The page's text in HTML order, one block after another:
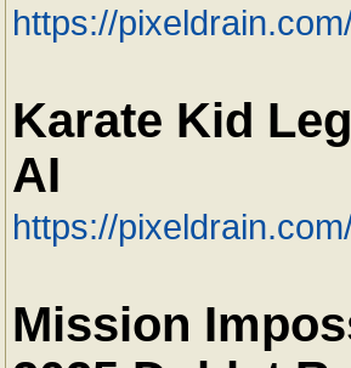
https://
Karate Kid
AI
https://
Mission